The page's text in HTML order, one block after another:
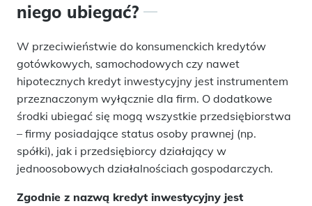
niego ubiegać?
W przeciwieństwie do konsumenckich kredytów
gotówkowych, samochodowych czy nawet
hipotecznych kredyt inwestycyjny jest instrumentem
przeznaczonym wyłącznie dla firm. O dodatkowe
środki ubiegać się mogą wszystkie przedsiębiorstwa
– firmy posiadające status osoby prawnej (np.
spółki), jak i przedsiębiorcy działający w
jednoosobowych działalnościach gospodarczych.
Zgodnie z nazwą kredyt inwestycyjny jest